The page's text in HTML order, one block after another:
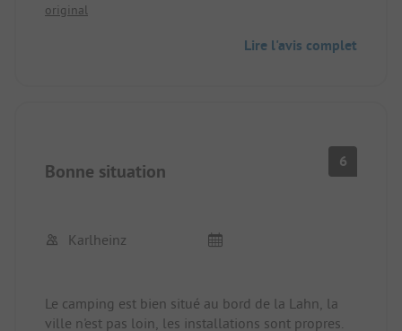
original
Lire l'avis complet
Bonne situation 6
Karlheinz
Le camping est bien situé au bord de la Lahn, la
ville n'est pas loin, les installations sont propres.